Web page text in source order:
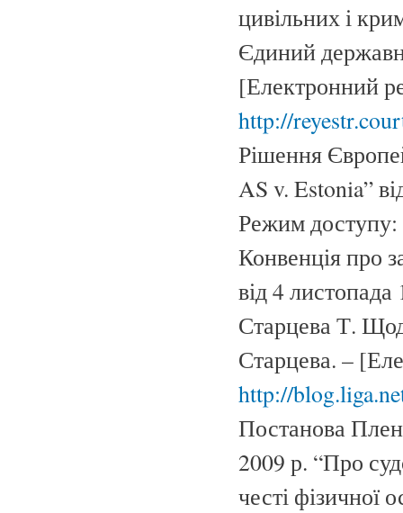
цивільних і
Єдиний
[Електронний
http://
Рішення
AS v. Estonia”
Режим доступу:
Конвенція про
від 4
Старцева Т.
Старцева. –
http://
Постанова
2009 р. “Про
честі фізичної